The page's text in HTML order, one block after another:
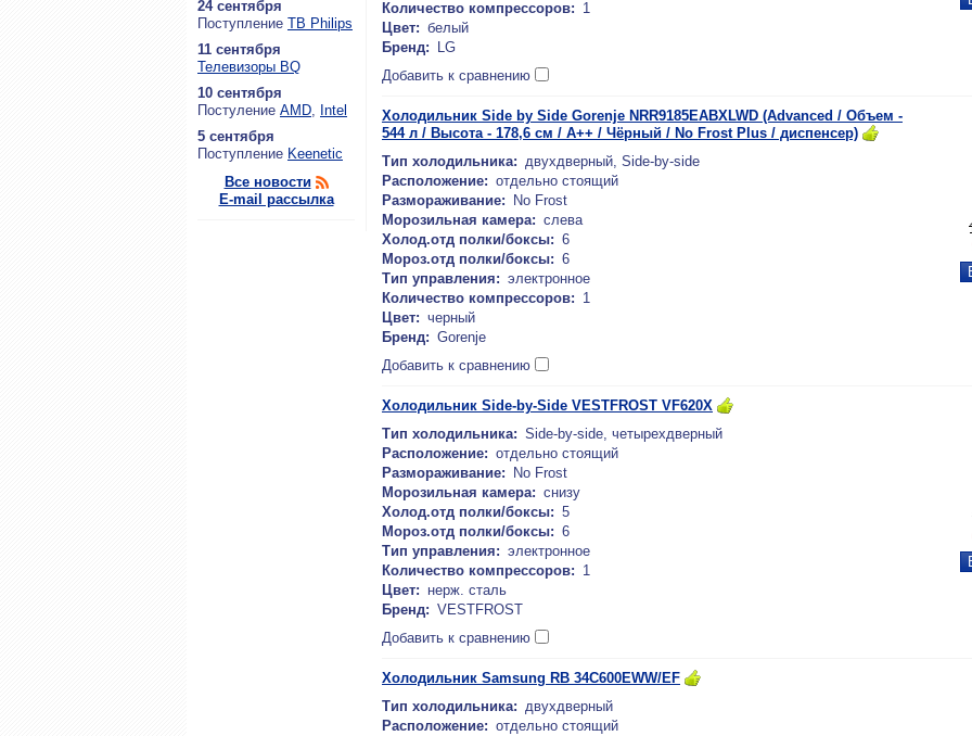
24 сентября
По­ступ­ле­ние ТВ Philips
11 сентября
Теле­ви­зо­ры BQ
10 сентября
По­сту­ле­ние AMD, Intel
5 сентября
По­ступ­ле­ние Keenetic
Все новости
E-mail рассылка
Количество компрессоров: 1
Цвет: белый
Бренд:
LG
Добавить к сравнению

Холодильник Side by Side Gorenje NRR9185EABXLWD (Advanced / Объем -
544 л / Высота - 178,6 см / A++ / Чёрный / No Frost Plus / диспенсер)
Тип холодильника: двухдверный, Side-by-side
Расположение: отдельно стоящий
Размораживание:
No Frost
Морозильная камера: слева
Холод.отд полки/боксы: 6
Мороз.отд полки/боксы: 6
Тип управления: электронное
Количество компрессоров: 1
Цвет: черный
Бренд: Gorenje
Добавить к сравнению

Холодильник Side-by-Side VESTFROST VF620X
Тип холодильника: Side-by-side, четырехдверный
Расположение: отдельно стоящий
Размораживание:
No Frost
Морозильная камера: снизу
Холод.отд полки/боксы: 5
Мороз.отд полки/боксы: 6
Тип управления: электронное
Количество компрессоров: 1
Цвет: нерж. сталь
Бренд: VESTFROST
Добавить к сравнению
Холодильник Samsung RB 34C600EWW/EF
Тип холодильника: двухдверный
Расположение: отдельно стоящий